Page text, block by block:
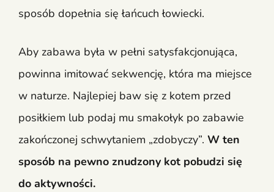
sposób dopełnia się łańcuch łowiecki.
Aby zabawa była w pełni satysfakcjonująca,
powinna imitować sekwencję, która ma miejsce
w naturze. Najlepiej baw się z kotem przed
posiłkiem lub podaj mu smakołyk po zabawie
zakończonej schwytaniem „zdobyczy”. W ten
sposób na pewno znudzony kot pobudzi się
do aktywności.